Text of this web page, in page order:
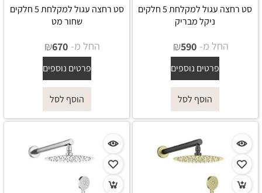
סט רחצה עגול למקלחת 5 חלקים
ניקל מבריק
החל מ- ₪590
פרטים נוספים
הוסף לסל
סט רחצה עגול למקלחת 5 חלקים
שחור מט
החל מ- ₪670
פרטים נוספים
הוסף לסל